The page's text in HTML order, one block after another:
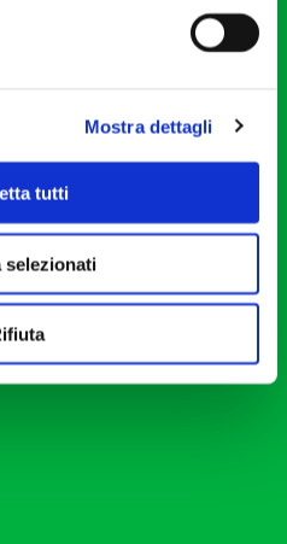
Mostra dettagli
tutti
selezionati
Musicali